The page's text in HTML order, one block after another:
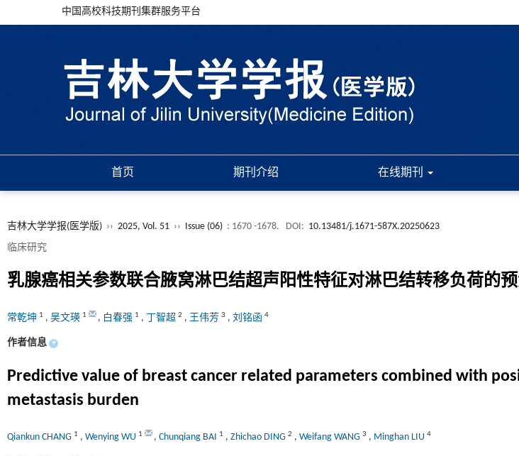
中国高校科技期刊集群服务平台
首页 期刊介绍 在线期刊
吉林大学学报(医学版) ›› 2025, Vol. 51 ›› Issue (06) : 1670 -1678. DOI: 10.13481/j.1671-587X.20250623
临床研究
乳腺癌相关参数联合腋窝淋巴结超声阳性特征对淋巴结转移负荷的
常乾坤 1 , 吴文瑛 1 , 白春强 1 , 丁智超 2 , 王伟芳 3 , 刘铭函 4
作者信息 +
Predictive value of breast cancer related parameters combined with
metastasis burden
Qiankun CHANG 1 , Wenying WU 1 , Chunqiang BAI 1 , Zhichao DING 2 , Weifang WANG 3 , Minghan LIU 4